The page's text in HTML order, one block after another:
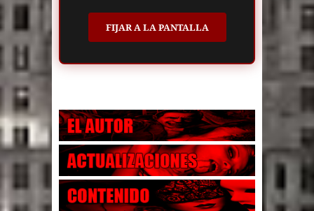
FIJAR A LA PANTALLA